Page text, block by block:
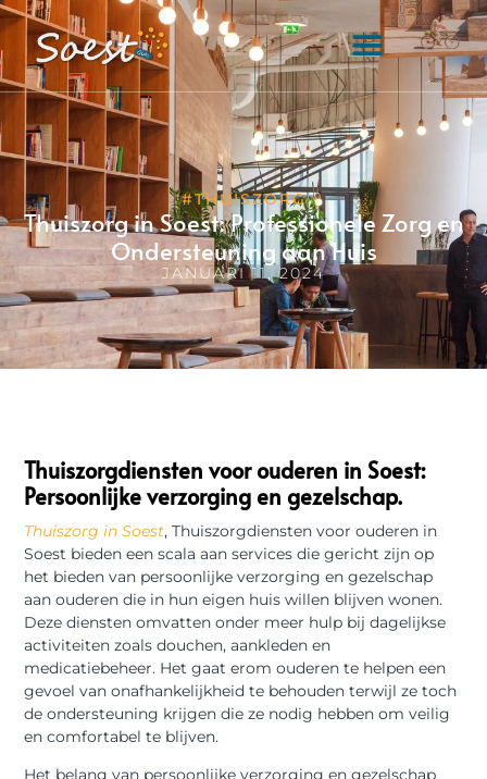
#THUISZORG
Thuiszorg in Soest: Professionele Zorg en
Ondersteuning aan Huis
JANUARI 11, 2024
Thuiszorgdiensten voor ouderen in Soest:
Persoonlijke verzorging en gezelschap.
Thuiszorg in Soest, Thuiszorgdiensten voor ouderen in
Soest bieden een scala aan services die gericht zijn op
het bieden van persoonlijke verzorging en gezelschap
aan ouderen die in hun eigen huis willen blijven wonen.
Deze diensten omvatten onder meer hulp bij dagelijkse
activiteiten zoals douchen, aankleden en
medicatiebeheer. Het gaat erom ouderen te helpen een
gevoel van onafhankelijkheid te behouden terwijl ze toch
de ondersteuning krijgen die ze nodig hebben om veilig
en comfortabel te blijven.
Het belang van persoonlijke verzorging en gezelschap